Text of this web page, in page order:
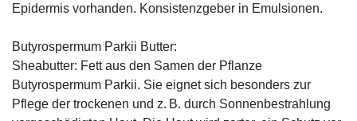
Epidermis vorhanden. Konsistenzgeber in Emulsionen.
Butyrospermum Parkii Butter:
Sheabutter: Fett aus den Samen der Pflanze
Butyrospermum Parkii. Sie eignet sich besonders zur
Pflege der trockenen und z. B. durch Sonnenbestrahlung